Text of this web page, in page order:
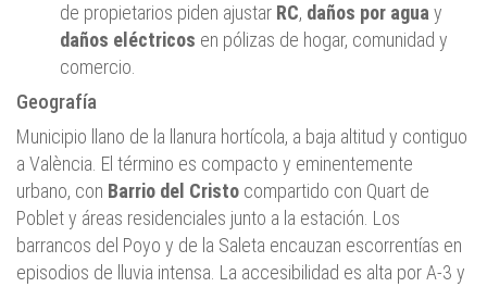
de propietarios piden ajustar RC, daños por aguay
daños eléctricos en pólizas de hogar, comunidad y
comercio.
Geografía
Municipio llano de la llanura hortícola, a baja altitud y contiguo
a València. El término es compacto y eminentemente
urbano, con Barrio del Cristo compartido con Quart de
Poblet y áreas residenciales junto a la estación. Los
barrancos del Poyo y de la Saleta encauzan escorrentías en
episodios de lluvia intensa. La accesibilidad es alta por A‑3 y